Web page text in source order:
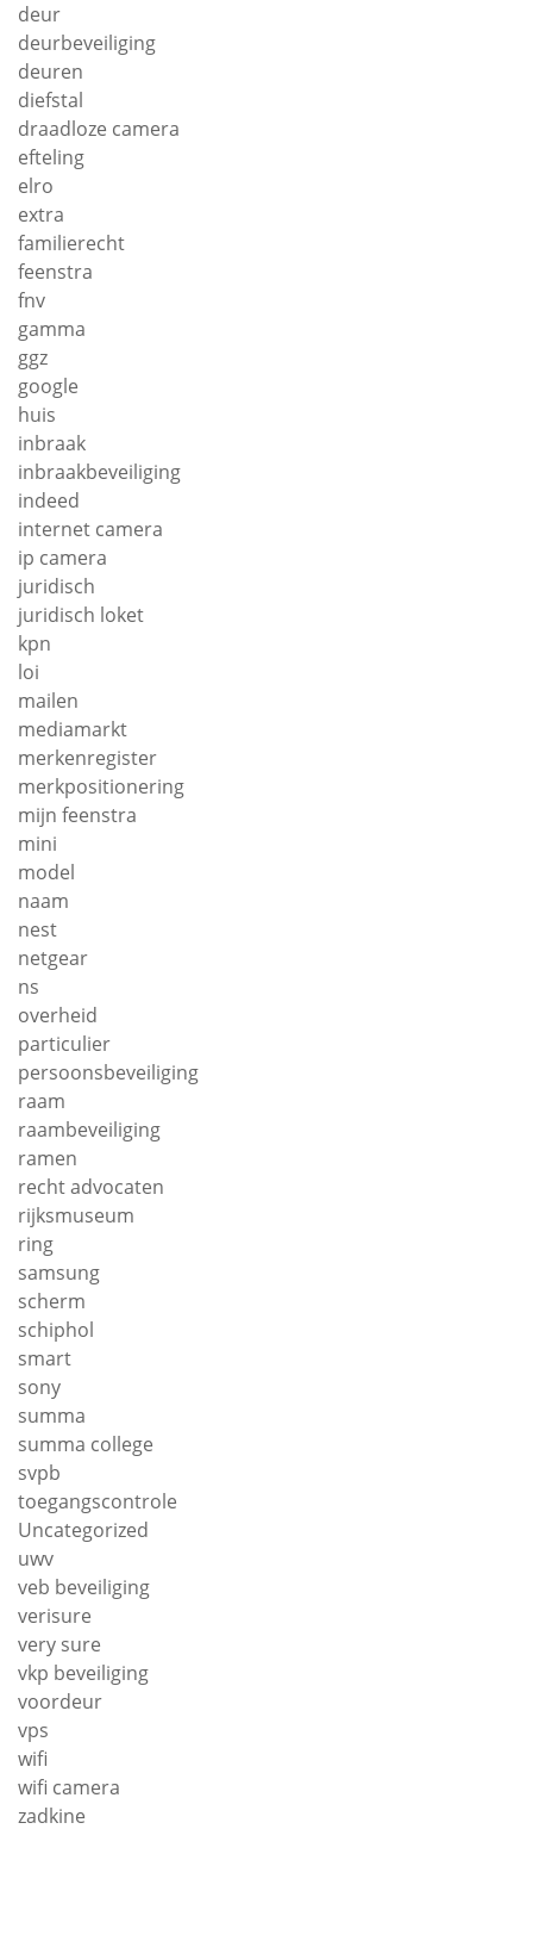
deur
deurbeveiliging
deuren
diefstal
draadloze camera
efteling
elro
extra
familierecht
feenstra
fnv
gamma
ggz
google
huis
inbraak
inbraakbeveiliging
indeed
internet camera
ip camera
juridisch
juridisch loket
kpn
loi
mailen
mediamarkt
merkenregister
merkpositionering
mijn feenstra
mini
model
naam
nest
netgear
ns
overheid
particulier
persoonsbeveiliging
raam
raambeveiliging
ramen
recht advocaten
rijksmuseum
ring
samsung
scherm
schiphol
smart
sony
summa
summa college
svpb
toegangscontrole
Uncategorized
uwv
veb beveiliging
verisure
very sure
vkp beveiliging
voordeur
vps
wifi
wifi camera
zadkine